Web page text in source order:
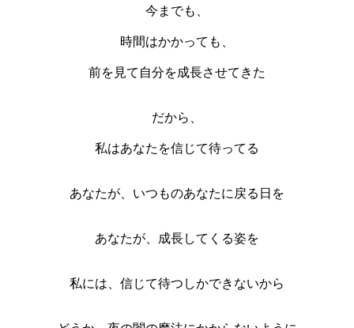
今までも、
時間はかかっても、
前を見て自分を成長させてきた
だから、
私はあなたを信じて待ってる
あなたが、いつものあなたに戻る日を
あなたが、成長してくる姿を
私には、信じて待つしかできないから